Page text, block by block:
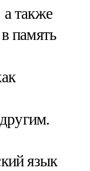
также
память
язык